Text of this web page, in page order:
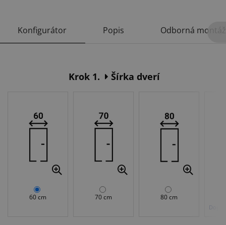
Konfigurátor Popis Odborná montáž
Krok 1. Šírka dverí
60 cm 70 cm 80 cm